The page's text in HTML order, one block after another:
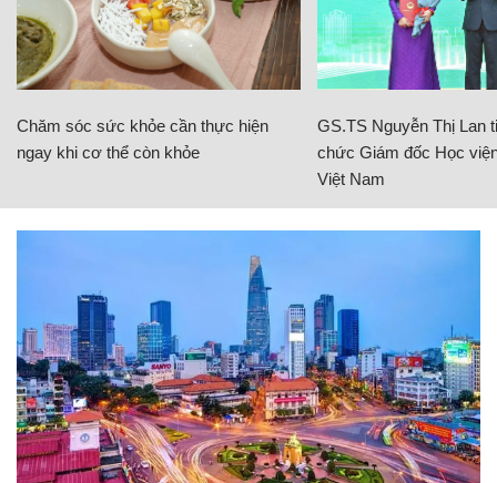
Chăm sóc sức khỏe cần thực hiện
ngay khi cơ thể còn khỏe
GS.TS Nguyễn Thị Lan
chức Giám đốc Học
Việt Nam